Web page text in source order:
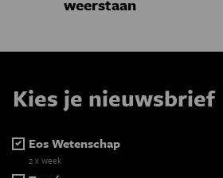
weerstaan
Kies je nieuwsbrief
Eos Wetenschap
2 x week